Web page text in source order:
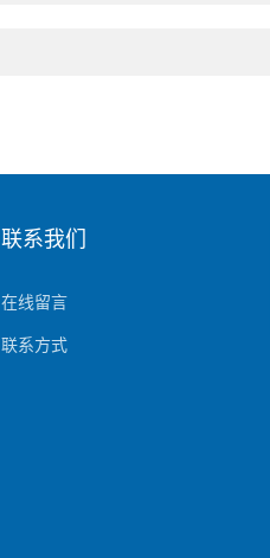
联系我们
在线留言
联系方式